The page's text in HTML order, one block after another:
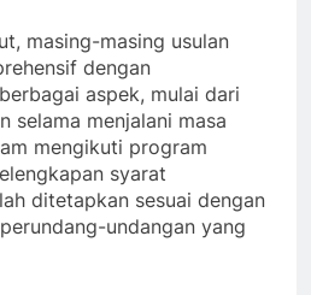
masing-masing usulan
dengan
aspek, mulai dari
selama menjalani masa
mengikuti program
syarat
ditetapkan sesuai dengan
undangan yang